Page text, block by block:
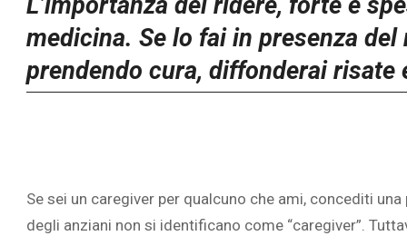
medicina. Se lo fai in presenza
prendendo cura, diffonderai risate
Se sei un caregiver per qualcuno che ami, concediti
degli anziani non si identificano come “caregiver”.